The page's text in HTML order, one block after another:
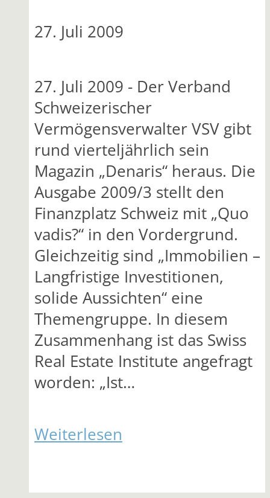
27. Juli 2009
27. Juli 2009 - Der Verband
Schweizerischer
Vermögensverwalter VSV gibt
rund vierteljährlich sein
Magazin „Denaris“ heraus. Die
Ausgabe 2009/3 stellt den
Finanzplatz Schweiz mit „Quo
vadis?“ in den Vordergrund.
Gleichzeitig sind „Immobilien –
Langfristige Investitionen,
solide Aussichten“ eine
Themengruppe. In diesem
Zusammenhang ist das Swiss
Real Estate Institute angefragt
worden: „Ist…
Weiterlesen